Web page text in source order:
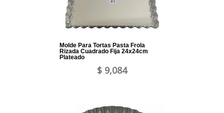
Molde Para Tortas Pasta Frola
Rizada Cuadrado Fija 24x24cm
Plateado
$ 9,084